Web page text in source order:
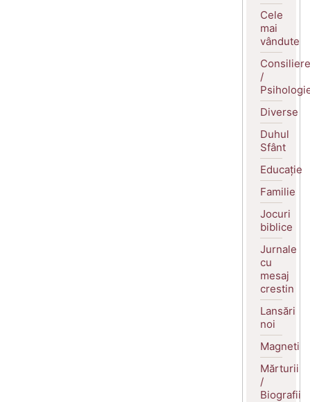
Cele
mai
vândute
Consiliere
/
Diverse
Duhul
Sfânt
Educație
Familie
Jocuri
biblice
Jurnale
cu
mesaj
crestin
Lansări
noi
Magneti
Mărturii
/
Biografii